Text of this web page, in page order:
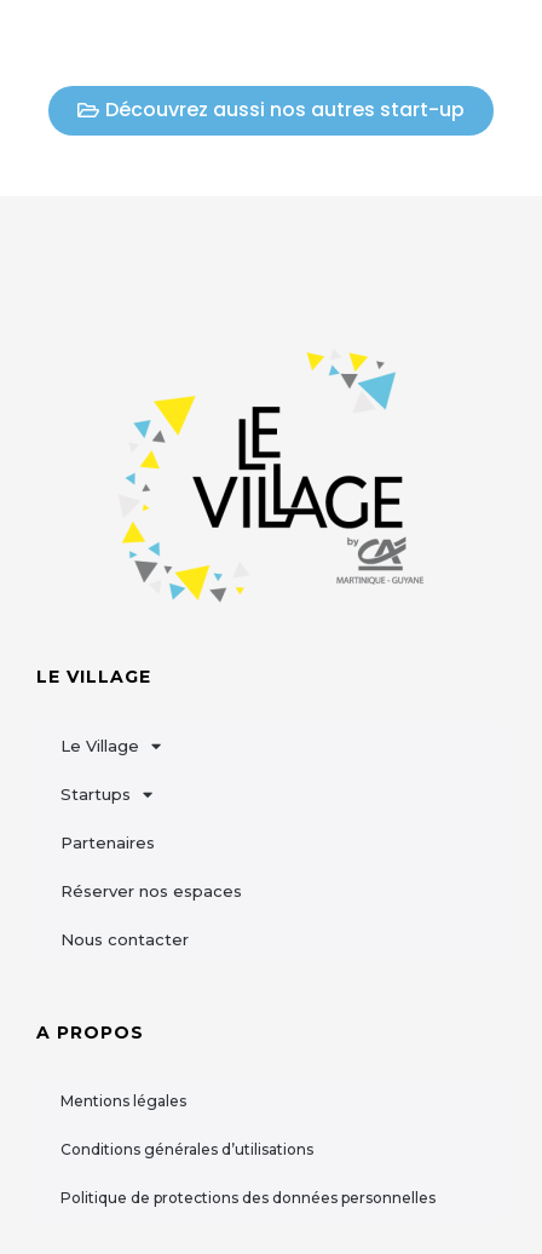
Découvrez aussi nos autres start-up
LE VILLAGE
Le Village
Startups
Partenaires
Réserver nos espaces
Nous contacter
A PROPOS
Mentions légales
Conditions générales d’utilisations
Politique de protections des données personnelles